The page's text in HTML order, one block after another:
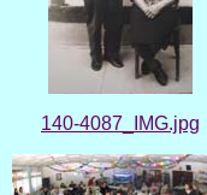
140-4087_IMG.jpg